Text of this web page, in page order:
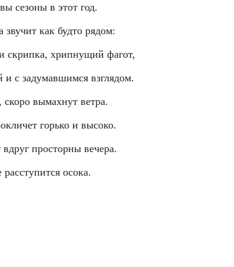
сезоны в этот год.
как будто рядом:
скрипка, хрипнущий фагот,
и с задумавшимся взглядом.
скоро вымахнут ветра.
горько и высоко.
просторны вечера.
осока.